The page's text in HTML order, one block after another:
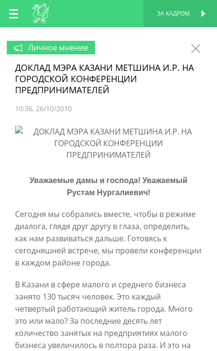
RU
EN
ЗА КАДРОМ
Личное мнение
ДОКЛАД МЭРА КАЗАНИ МЕТШИНА И.Р. НА
ГОРОДСКОЙ КОНФЕРЕНЦИИ
ПРЕДПРИНИМАТЕЛЕЙ
10:36 26/10/2010
Уважаемые дамы и господа! Уважаемый
Рустам Нургалиевич!
Сегодня мы собрались вместе, чтобы в режиме
диалога, глядя друг другу в глаза, определить,
как нам развиваться дальше. Готовясь к
сегодняшней встрече, мы провели конференции
в каждом районе города.
В Казани в сфере малого и среднего бизнеса
занято 130 тысяч человек. Это каждый
четвертый работающий житель города. Много
это или мало? За последние десять лет
количество занятых на предприятиях малого
бизнеса увеличилось в полтора раза. И это на
ПЕРСОНАЛЬНАЯ